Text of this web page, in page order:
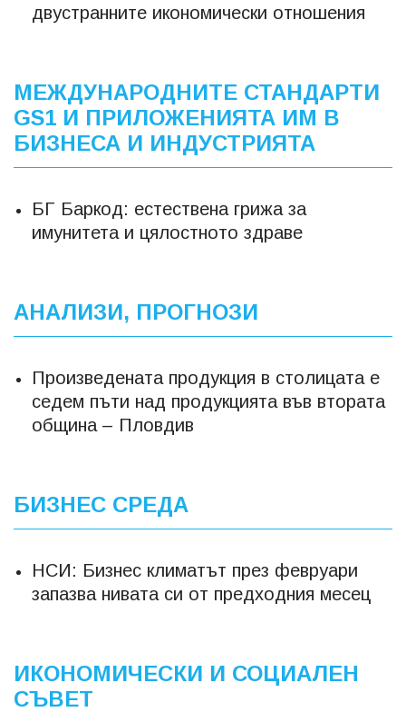
двустранните икономически отношения
МЕЖДУНАРОДНИТЕ СТАНДАРТИ
GS1 И ПРИЛОЖЕНИЯТА ИМ В
БИЗНЕСА И ИНДУСТРИЯТА
БГ Баркод: естествена грижа за
имунитета и цялостното здраве
АНАЛИЗИ, ПРОГНОЗИ
Произведената продукция в столицата е
седем пъти над продукцията във втората
община – Пловдив
БИЗНЕС СРЕДА
НСИ: Бизнес климатът през февруари
запазва нивата си от предходния месец
ИКОНОМИЧЕСКИ И СОЦИАЛЕН
СЪВЕТ